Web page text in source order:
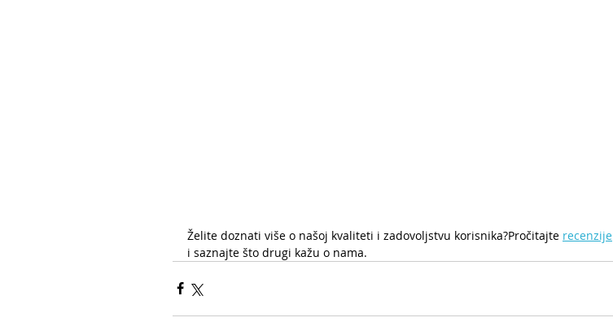
Želite doznati više o našoj kvaliteti i zadovoljstvu korisnika?Pročitajte recenzije
i saznajte što drugi kažu o nama.